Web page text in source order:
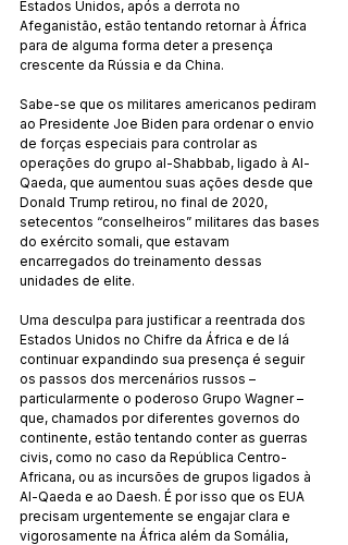
Estados Unidos, após a derrota no
Afeganistão, estão tentando retornar à África
para de alguma forma deter a presença
crescente da Rússia e da China.
Sabe-se que os militares americanos pediram
ao Presidente Joe Biden para ordenar o envio
de forças especiais para controlar as
operações do grupo al-Shabbab, ligado à Al-
Qaeda, que aumentou suas ações desde que
Donald Trump retirou, no final de 2020,
setecentos “conselheiros” militares das bases
do exército somali, que estavam
encarregados do treinamento dessas
unidades de elite.
Uma desculpa para justificar a reentrada dos
Estados Unidos no Chifre da África e de lá
continuar expandindo sua presença é seguir
os passos dos mercenários russos –
particularmente o poderoso Grupo Wagner –
que, chamados por diferentes governos do
continente, estão tentando conter as guerras
civis, como no caso da República Centro-
Africana, ou as incursões de grupos ligados à
Al-Qaeda e ao Daesh. É por isso que os EUA
precisam urgentemente se engajar clara e
vigorosamente na África além da Somália,